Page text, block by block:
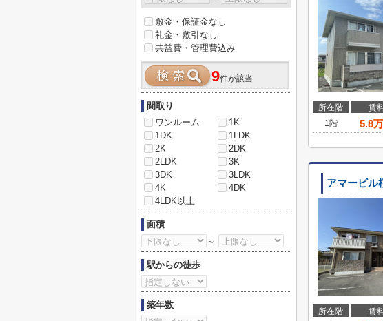
所在階 賃
1階
5.8
アマービル
所在階 賃
敷金・保証金なし
礼金・敷引なし
共益費・管理費込み
9件が該当
間取り
ワンルーム
1K
1DK
1LDK
2K
2DK
2LDK
3K
3DK
3LDK
4K
4DK
4LDK以上
面積
～
駅からの徒歩
築年数